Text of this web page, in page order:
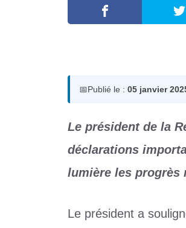
📅Publié le : 05 janvier
Le président de la
déclarations
lumière les progrès
Le président a